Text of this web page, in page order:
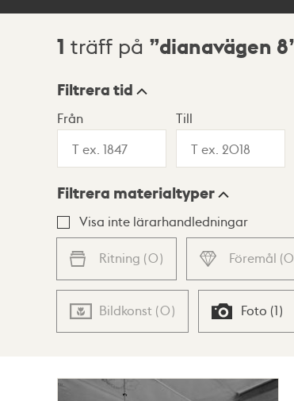
Sökresultat
1 träff på dianavägen 8
Visningsläge
Lista Karta
Filtrera tid
Från Till
Filtrera materialtyper
Visa inte lärarhandledningar
Ritning (0) Föremål (0
Bildkonst (0) Foto (1)